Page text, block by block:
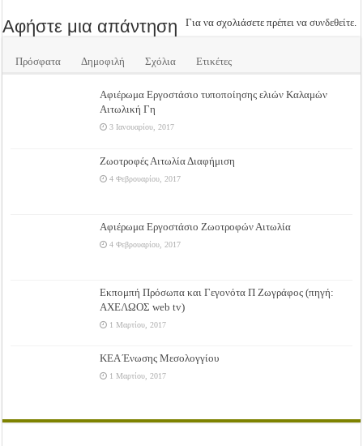
Αφήστε μια απάντηση Για να σχολιάσετε πρέπει νασυνδεθείτε.
Πρόσφατα Δημοφιλή Σχόλια Ετικέτες
Αφιέρωμα Εργοστάσιο τυποποίησης ελιών Καλαμών
Αιτωλική Γη
3 Ιανουαρίου, 2017
Ζωοτροφές Αιτωλία Διαφήμιση
4 Φεβρουαρίου, 2017
Αφιέρωμα Εργοστάσιο Ζωοτροφών Αιτωλία
4 Φεβρουαρίου, 2017
Εκπομπή Πρόσωπα και Γεγονότα Π Ζωγράφος (πηγή:
ΑΧΕΛΩΟΣ web tv)
1 Μαρτίου, 2017
ΚΕΑ Ένωσης Μεσολογγίου
1 Μαρτίου, 2017